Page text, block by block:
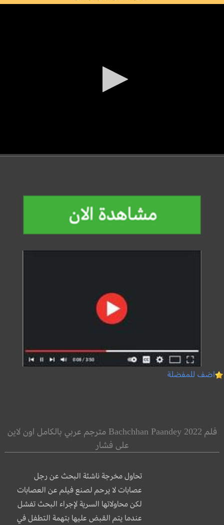
اضف للمفضلة
فلم Bachchhan Paandey 2022 مترجم عربي بالكامل اون لاين
على فشار
تحاول مخرجة ناشئة البحث عن رجل
عصابات لا يرحم لصنع فيلم عن العصابات
لكن محاولاتها السرية لإجراء البحث تفشل
عندما يتم القبض عليها بتهمة التطفل في